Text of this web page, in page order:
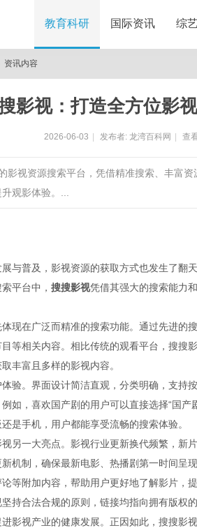
教育科研 国际资讯 综
资讯内容
影视：打造全方位影
2026-06-03 发布者: 龙湾百科网 查
影视资源搜索平台，凭借精准搜索、丰富
观影体验。...
与普及，影视资源的获取方式也发生了翻
平台中， 搜搜影视凭借其强大的搜索能力
现在广泛而精准的搜索功能。通过先进的
等相关内容。相比传统的观看平台，搜搜
丰富且多样的影视内容。
验。界面设计简洁直观，分类明确，支持
如，喜欢国产剧的用户可以直接选择“国
是手机，用户都能享受流畅的搜索体验。
另一大亮点。影视行业更新换代频繁，新
机制，确保最新电影、热播剧第一时间呈
等附加内容，帮助用户更好地了解影片，
持合法合规的原则，链接均指向拥有版权
影视产业的健康发展。正因如此，搜搜影